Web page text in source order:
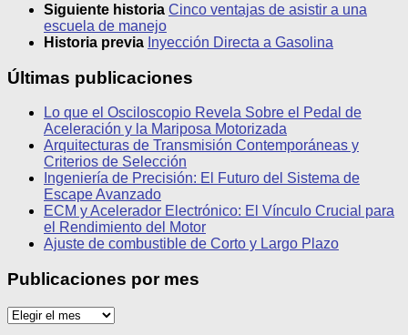
Siguiente historia Cinco ventajas de asistir a una
escuela de manejo
Historia previa Inyección Directa a Gasolina
Últimas publicaciones
Lo que el Osciloscopio Revela Sobre el Pedal de
Aceleración y la Mariposa Motorizada
Arquitecturas de Transmisión Contemporáneas y
Criterios de Selección
Ingeniería de Precisión: El Futuro del Sistema de
Escape Avanzado
ECM y Acelerador Electrónico: El Vínculo Crucial para
el Rendimiento del Motor
Ajuste de combustible de Corto y Largo Plazo
Publicaciones por mes
Publicaciones